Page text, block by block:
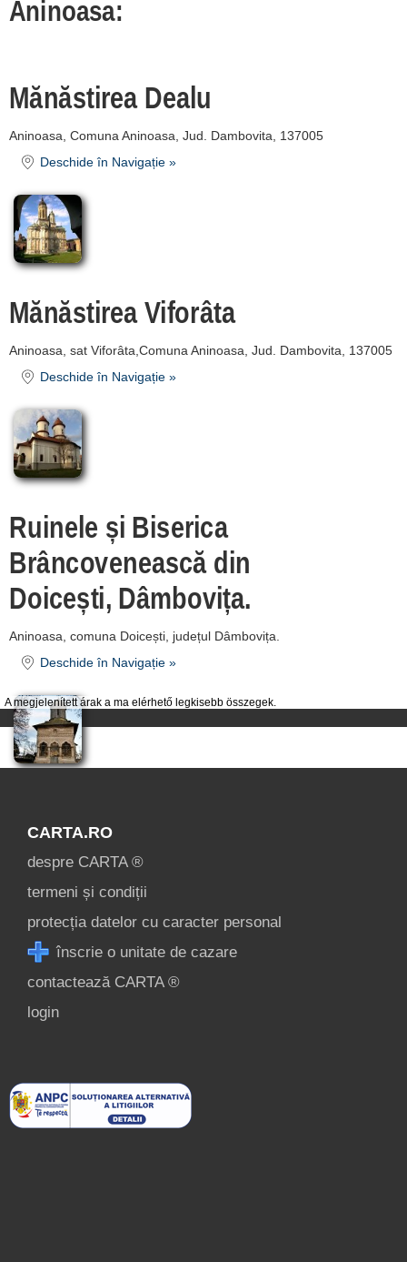
A megjelenített árak a ma elérhető legkisebb összegek.
Aninoasa:
Mănăstirea Dealu
Aninoasa, Comuna Aninoasa, Jud. Dambovita, 137005
Deschide în Navigație »
Mănăstirea Viforâta
Aninoasa, sat Viforâta,Comuna Aninoasa, Jud. Dambovita, 137005
Deschide în Navigație »
Ruinele și Biserica
Brâncovenească din
Doicești, Dâmbovița.
Aninoasa, comuna Doicești, județul Dâmbovița.
Deschide în Navigație »
Orașul Hunedoara
Geoagiu-Bai
[4 offers hogy 60.6 km]
Deva
[1 offers hogy 61.6 km]
Țara Hațegului [7
Turisztikai
látványosságok]
Înscrie o unitate de
cazare
despre C A R T A ®
termeni și condiții
contact
login
CARTA.RO
despre CARTA ®
termeni și condiții
protecția datelor cu caracter personal
înscrie o unitate de cazare
contactează CARTA ®
login